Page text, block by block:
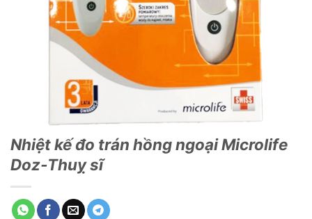
Nhiệt kế đo trán hồng ngoại Microlife
Doz-Thuỵ sĩ